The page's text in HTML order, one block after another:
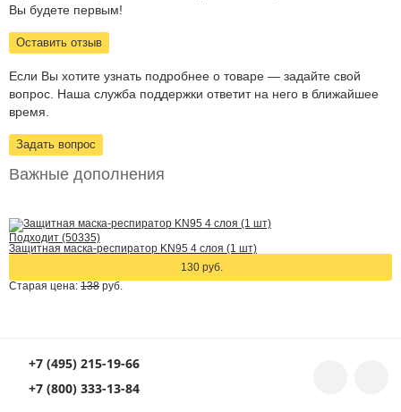
Вы будете первым!
Оставить отзыв
Если Вы хотите узнать подробнее о товаре — задайте свой
вопрос. Наша служба поддержки ответит на него в ближайшее
время.
Задать вопрос
Важные дополнения
Подходит (50335)
Защитная маска-респиратор KN95 4 слоя (1 шт)
130 руб.
Старая цена: 138 руб.
+7 (495) 215-19-66
+7 (800) 333-13-84